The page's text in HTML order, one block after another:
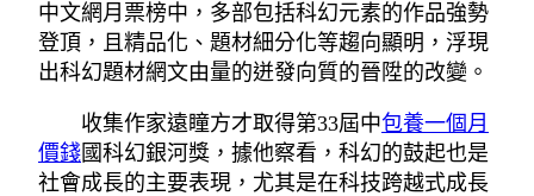
中文網月票榜中，多部包括科幻元素的作品強勢
登頂，且精品化、題材細分化等趨向顯明，浮現
出科幻題材網文由量的迸發向質的晉陞的改變。
收集作家遠瞳方才取得第33屆中包養一個月
價錢國科幻銀河獎，據他察看，科幻的鼓起也是
社會成長的主要表現，尤其是在科技跨越式成長